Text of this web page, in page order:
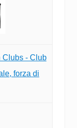
Clubs - Club
forza di